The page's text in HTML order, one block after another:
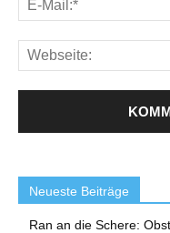
Neueste Beiträge
Ran an die Schere: